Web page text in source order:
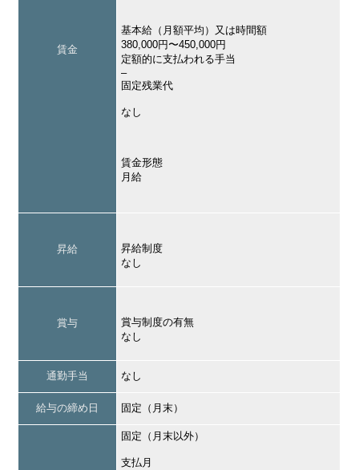
賃金
基本給（月額平均）又は時間額
380,000円〜450,000円
定額的に支払われる手当
–
固定残業代
なし
賃金形態
月給
昇給
昇給制度
なし
賞与
賞与制度の有無
なし
通勤手当 なし
給与の締め日 固定（月末）
固定（月末以外）
支払月